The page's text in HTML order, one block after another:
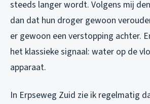
steeds langer wordt. Volgens mij
dan dat hun droger gewoon
er gewoon een verstopping achter.
het klassieke signaal: water op de
apparaat.
In Erpseweg Zuid zie ik regelmatig